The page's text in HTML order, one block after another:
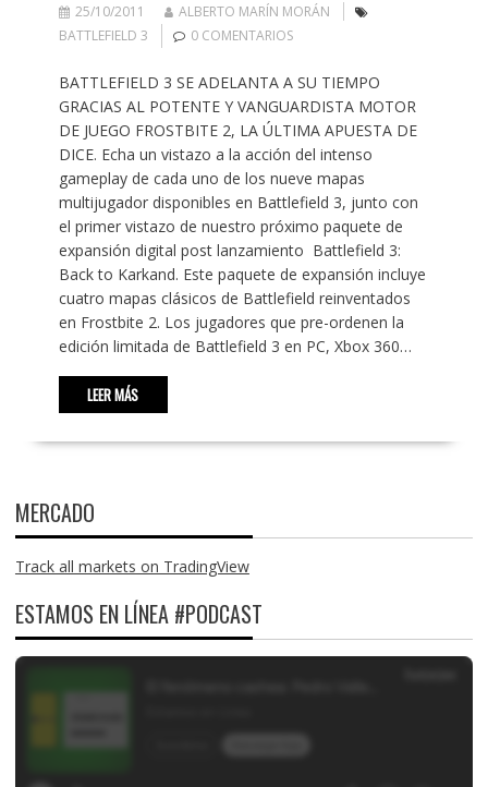
25/10/2011
ALBERTO MARÍN MORÁN
BATTLEFIELD 3
0 COMENTARIOS
BATTLEFIELD 3 SE ADELANTA A SU TIEMPO
GRACIAS AL POTENTE Y VANGUARDISTA MOTOR
DE JUEGO FROSTBITE 2, LA ÚLTIMA APUESTA DE
DICE. Echa un vistazo a la acción del intenso
gameplay de cada uno de los nueve mapas
multijugador disponibles en Battlefield 3, junto con
el primer vistazo de nuestro próximo paquete de
expansión digital post lanzamiento Battlefield 3:
Back to Karkand. Este paquete de expansión incluye
cuatro mapas clásicos de Battlefield reinventados
en Frostbite 2. Los jugadores que pre-ordenen la
edición limitada de Battlefield 3 en PC, Xbox 360…
LEER MÁS
MERCADO
Track all markets on TradingView
ESTAMOS EN LÍNEA #PODCAST